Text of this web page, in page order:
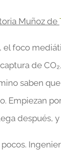
Muñoz de
foco
de
saben
Empiezan
después,